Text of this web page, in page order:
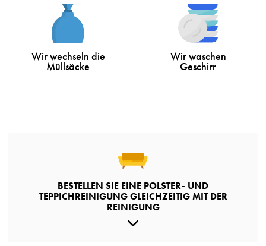
Wir wechseln die
Müllsäcke
Wir waschen
Geschirr
BESTELLEN SIE EINE POLSTER- UND
TEPPICHREINIGUNG GLEICHZEITIG MIT DER
REINIGUNG